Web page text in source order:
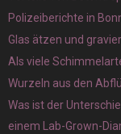
Polizeiberichte in
Glas ätzen und
Als viele
Wurzeln aus den
Was ist der
einem Lab-Grown-